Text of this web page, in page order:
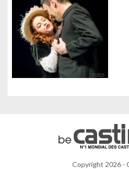
Copyright 2026 -